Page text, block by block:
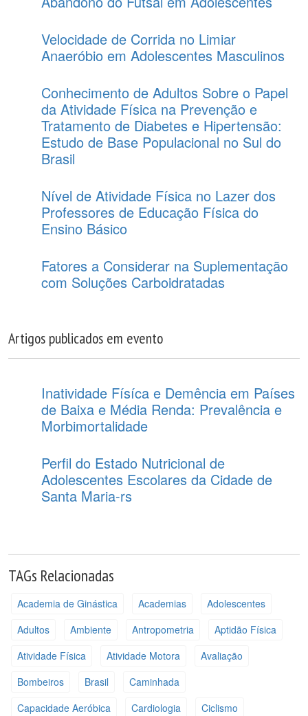
Velocidade de Corrida no Limiar
Anaeróbio em Adolescentes Masculinos
Conhecimento de Adultos Sobre o Papel
da Atividade Física na Prevenção e
Tratamento de Diabetes e Hipertensão:
Estudo de Base Populacional no Sul do
Brasil
Nível de Atividade Física no Lazer dos
Professores de Educação Física do
Ensino Básico
Fatores a Considerar na Suplementação
com Soluções Carboidratadas
Artigos publicados em evento
Inatividade Físíca e Demência em Países
de Baixa e Média Renda: Prevalência e
Morbimortalidade
Perfil do Estado Nutricional de
Adolescentes Escolares da Cidade de
Santa Maria-rs
TAGs Relacionadas
Academia de Ginástica Academias
Adolescentes
Adultos
Ambiente Antropometria
Aptidão Física
Atividade Física
Atividade Motora
Avaliação
Bombeiros
Brasil
Caminhada
Capacidade Aeróbica
Cardiologia
Ciclismo